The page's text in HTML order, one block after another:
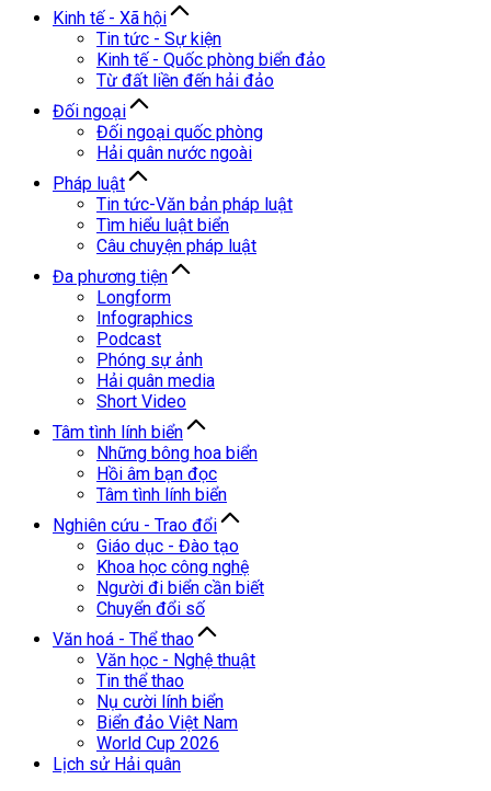
Kinh tế - Xã hội
Tin tức - Sự kiện
Kinh tế - Quốc phòng biển đảo
Từ đất liền đến hải đảo
Đối ngoại
Đối ngoại quốc phòng
Hải quân nước ngoài
Pháp luật
Tin tức-Văn bản pháp luật
Tìm hiểu luật biển
Câu chuyện pháp luật
Đa phương tiện
Longform
Infographics
Podcast
Phóng sự ảnh
Hải quân media
Short Video
Tâm tình lính biển
Những bông hoa biển
Hồi âm bạn đọc
Tâm tình lính biển
Nghiên cứu - Trao đổi
Giáo dục - Đào tạo
Khoa học công nghệ
Người đi biển cần biết
Chuyển đổi số
Văn hoá - Thể thao
Văn học - Nghệ thuật
Tin thể thao
Nụ cười lính biển
Biển đảo Việt Nam
World Cup 2026
Lịch sử Hải quân